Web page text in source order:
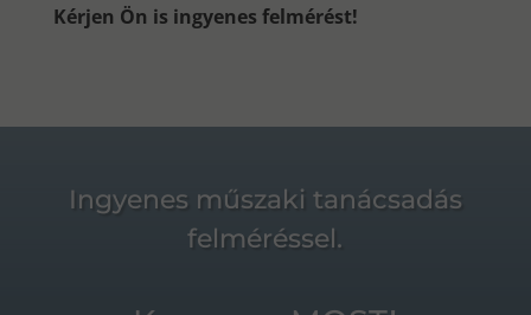
Kérjen Ön is ingyenes felmérést!
Ingyenes műszaki tanácsadás
felméréssel.